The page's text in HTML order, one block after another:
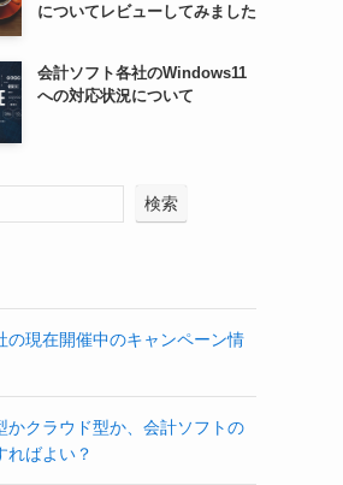
についてレビューしてみました
会計ソフト各社のWindows11
への対応状況について
検索
の現在開催中のキャンペーン情
かクラウド型か、会計ソフトの
ればよい？